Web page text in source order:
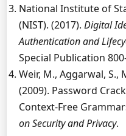
National Institute of
(NIST). (2017). Digital
Authentication and
Special Publication
Weir, M., Aggarwal, S.,
(2009). Password
Context-Free
on Security and Privacy.